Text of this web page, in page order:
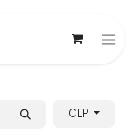
CLP